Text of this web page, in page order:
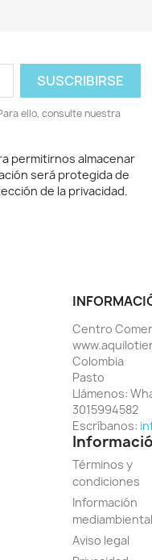
ello, consulte nuestra
permitirnos almacenar
será protegida de
de la privacidad.
Centro
Colombia
Pasto
Llámenos:
3015994582
Escríbanos:
Términos y
condiciones
Información
mediambiental
Aviso legal